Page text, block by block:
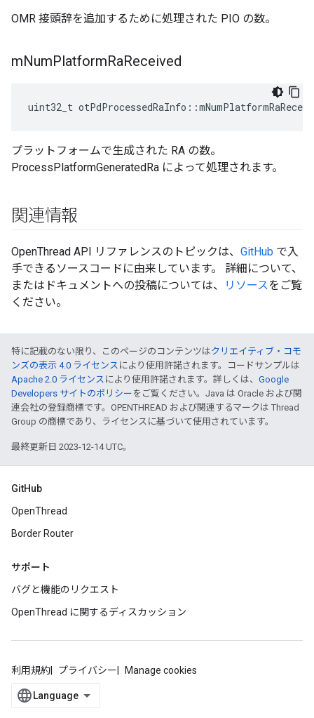
OMR 接頭辞を追加するために処理された PIO の数。
mNumPlatformRaReceived
uint32_t otPdProcessedRaInfo ::
プラットフォームで生成された RA の数。
ProcessPlatformGeneratedRa によって処理されます。
関連情報
OpenThread API リファレンスのトピックは、 GitHub で入
手できるソースコードに由来しています。 詳細について、
またはドキュメントへの投稿については、
リソースをご覧
ください。
特に記載のない限り、このページのコンテンツはクリエイティブ・コモ
ンズの表示 4.0 ライセンス により使用許諾されます。コードサンプルは
Apache 2.0 ライセンス により使用許諾されます。詳しくは、 Google
Developers サイトのポリシー をご覧ください。Java は Oracle および関
連会社の登録商標です。OPENTHREAD および関連するマークは Thread
Group の商標であり、ライセンスに基づいて使用されています。
最終更新日 2023-12-14 UTC。
GitHub
OpenThread
Border Router
サポート
バグと機能のリクエスト
OpenThread に関するディスカッション
利用規約 プライバシー Manage cookies